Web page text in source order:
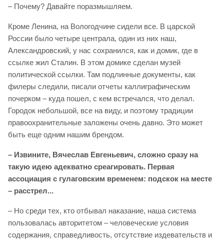
– Почему? Давайте поразмышляем.
Кроме Ленина, на Вологодчине сидели все. В царской
России было четыре централа, один из них наш,
Александровский, у нас сохранился, как и домик, где в
ссылке жил Сталин. В этом домике сделан музей
политической ссылки. Там подлинные документы, как
филеры следили, писали отчеты каллиграфическим
почерком – куда пошел, с кем встречался, что делал.
Городок небольшой, все на виду, и поэтому традиции
правоохранительные заложены очень давно. Это может
быть еще одним нашим брендом.
– Извините, Вячеслав Евгеньевич, сложно сразу на
такую идею адекватно среагировать. Первая
ассоциация с гулаговским временем: подскок на месте
– расстрел...
– Но среди тех, кто отбывал наказание, наша система
пользовалась авторитетом – человеческие условия
содержания, справедливость, отсутствие издевательств и